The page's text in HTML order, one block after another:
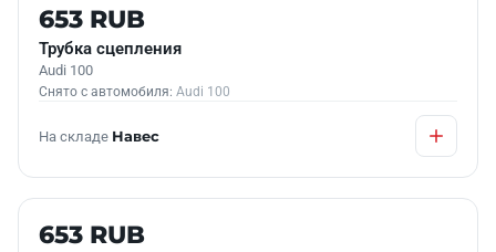
Б/У В НАЛИЧИИ
653 RUB
Трубка сцепления
Audi 100
Снято с автомобиля: Audi 100
На складе Навес
Б/У В НАЛИЧИИ
653 RUB